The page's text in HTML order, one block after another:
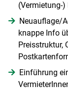
(Vermietung-)
Neuauflage/
knappe Info
Preisstruktur,
Einführung